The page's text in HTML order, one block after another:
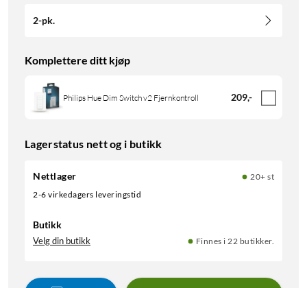
2-pk.
Komplettere ditt kjøp
Philips Hue Dim Switch v2 Fjernkontroll 209,-
Lagerstatus nett og i butikk
Nettlager
20+ st
2-6 virkedagers leveringstid
Butikk
Velg din butikk Finnes i 22 butikker.